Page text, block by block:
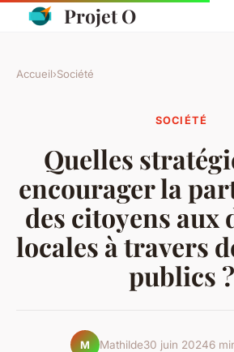
Projet O
Accueil›Société
SOCIÉTÉ
Quelles
encourager la
des citoyens aux
locales à travers
publics ?
M Mathilde30 juin 20246